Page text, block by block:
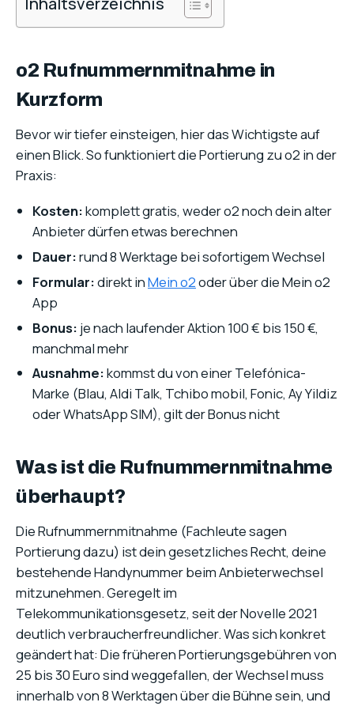
o2 Rufnummernmitnahme in
Kurzform
Bevor wir tiefer einsteigen, hier das Wichtigste auf
einen Blick. So funktioniert die Portierung zu o2 in der
Praxis:
Kosten:komplett gratis, weder o2 noch dein alter
Anbieter dürfen etwas berechnen
Dauer:rund 8 Werktage bei sofortigem Wechsel
Formular:direkt inMein o2oder über die Mein o2
App
Bonus: je nach laufender Aktion 100 € bis 150 €,
manchmal mehr
Ausnahme:kommst du von einer Telefónica-
Marke (Blau, Aldi Talk, Tchibo mobil, Fonic, Ay Yildiz
oder WhatsApp SIM), gilt der Bonus nicht
Was ist die Rufnummernmitnahme
überhaupt?
Die Rufnummernmitnahme (Fachleute sagen
Portierung dazu) ist dein gesetzliches Recht, deine
bestehende Handynummer beim Anbieterwechsel
mitzunehmen. Geregelt im
Telekommunikationsgesetz, seit der Novelle 2021
deutlich verbraucherfreundlicher. Was sich konkret
geändert hat: Die früheren Portierungsgebühren von
25 bis 30 Euro sind weggefallen, der Wechsel muss
innerhalb von 8 Werktagen über die Bühne sein, und